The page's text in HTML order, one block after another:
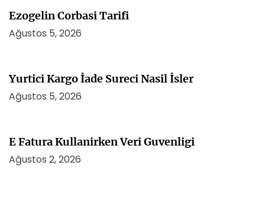
Ezogelin Corbasi Tarifi
Ağustos 5, 2026
Yurtici Kargo İade Sureci Nasil İsler
Ağustos 5, 2026
E Fatura Kullanirken Veri Guvenligi
Ağustos 2, 2026